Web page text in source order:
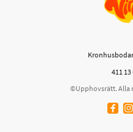
411
©Upphovsrätt. Alla